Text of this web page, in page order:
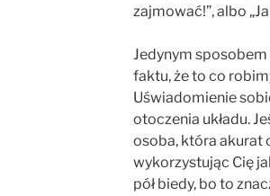
zajmować!”, albo
Jedynym
faktu, że to co
Uświadomienie
otoczenia układu.
osoba, która akurat
wykorzystując Cię
pół biedy, bo to